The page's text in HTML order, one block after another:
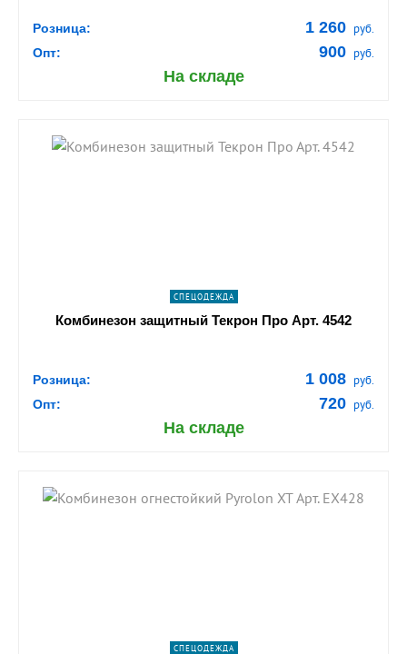
Розница: 1 260 руб.
Опт: 900 руб.
На складе
shopping_cart В КОРЗИНУ
СПЕЦОДЕЖДА
Комбинезон защитный Текрон Про Арт. 4542
Розница: 1 008 руб.
Опт: 720 руб.
На складе
shopping_cart В КОРЗИНУ
СПЕЦОДЕЖДА